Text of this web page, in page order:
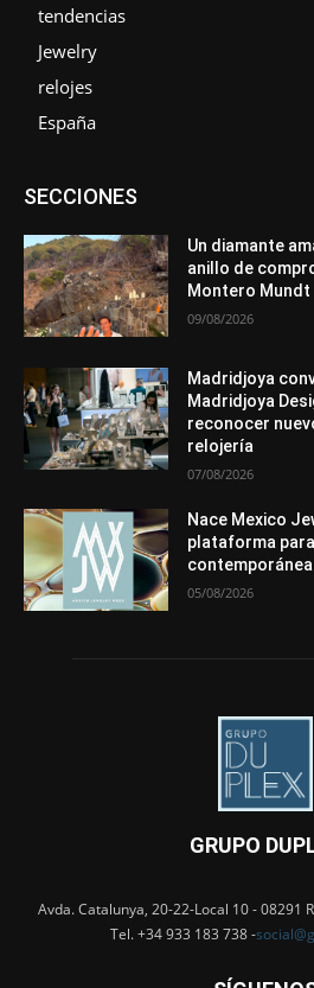
tendencias
Jewelry
relojes
España
SECCIONESAsociaciones
Entrevistas
Mundo Técnico
Novedades
Premios
Secciones
Un diamante
anillo de
Montero Mundt
09/08/2026
Madridjoya
Madridjoya
reconocer
relojería
07/08/2026
Nace Mexico
plataforma
05/08/2026
GRUPO
Avda. Catalunya, 20-22-Local 10 - 08291
Tel. +34 933 183 738 -